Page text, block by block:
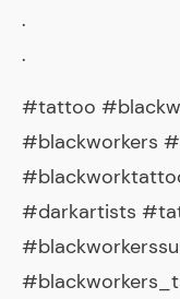
.
.
#tattoo
#blackworkers
#darkartists